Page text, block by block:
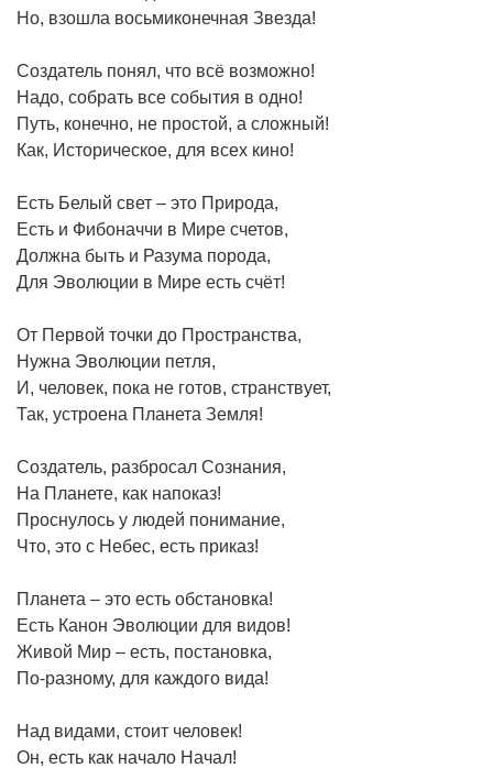
Но, взошла восьмиконечная Звезда!
Создатель понял, что всё возможно!
Надо, собрать все события в одно!
Путь, конечно, не простой, а сложный!
Как, Историческое, для всех кино!
Есть Белый свет – это Природа,
Есть и Фибоначчи в Мире счетов,
Должна быть и Разума порода,
Для Эволюции в Мире есть счёт!
От Первой точки до Пространства,
Нужна Эволюции петля,
И, человек, пока не готов, странствует,
Так, устроена Планета Земля!
Создатель, разбросал Сознания,
На Планете, как напоказ!
Проснулось у людей понимание,
Что, это с Небес, есть приказ!
Планета – это есть обстановка!
Есть Канон Эволюции для видов!
Живой Мир – есть, постановка,
По-разному, для каждого вида!
Над видами, стоит человек!
Он, есть как начало Начал!